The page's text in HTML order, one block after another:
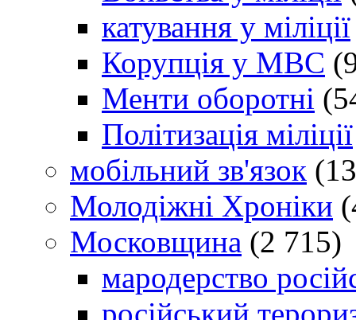
катування у міліції
Корупція у МВС
Менти оборотні
Політизація міліції
мобільний зв'язок
Молодіжні Хроніки
Московщина (2 715)
мародерство
російський